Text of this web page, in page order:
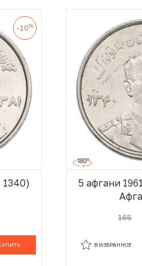
-10%
1340)
5 афгани
165
В ИЗБРАННОЕ